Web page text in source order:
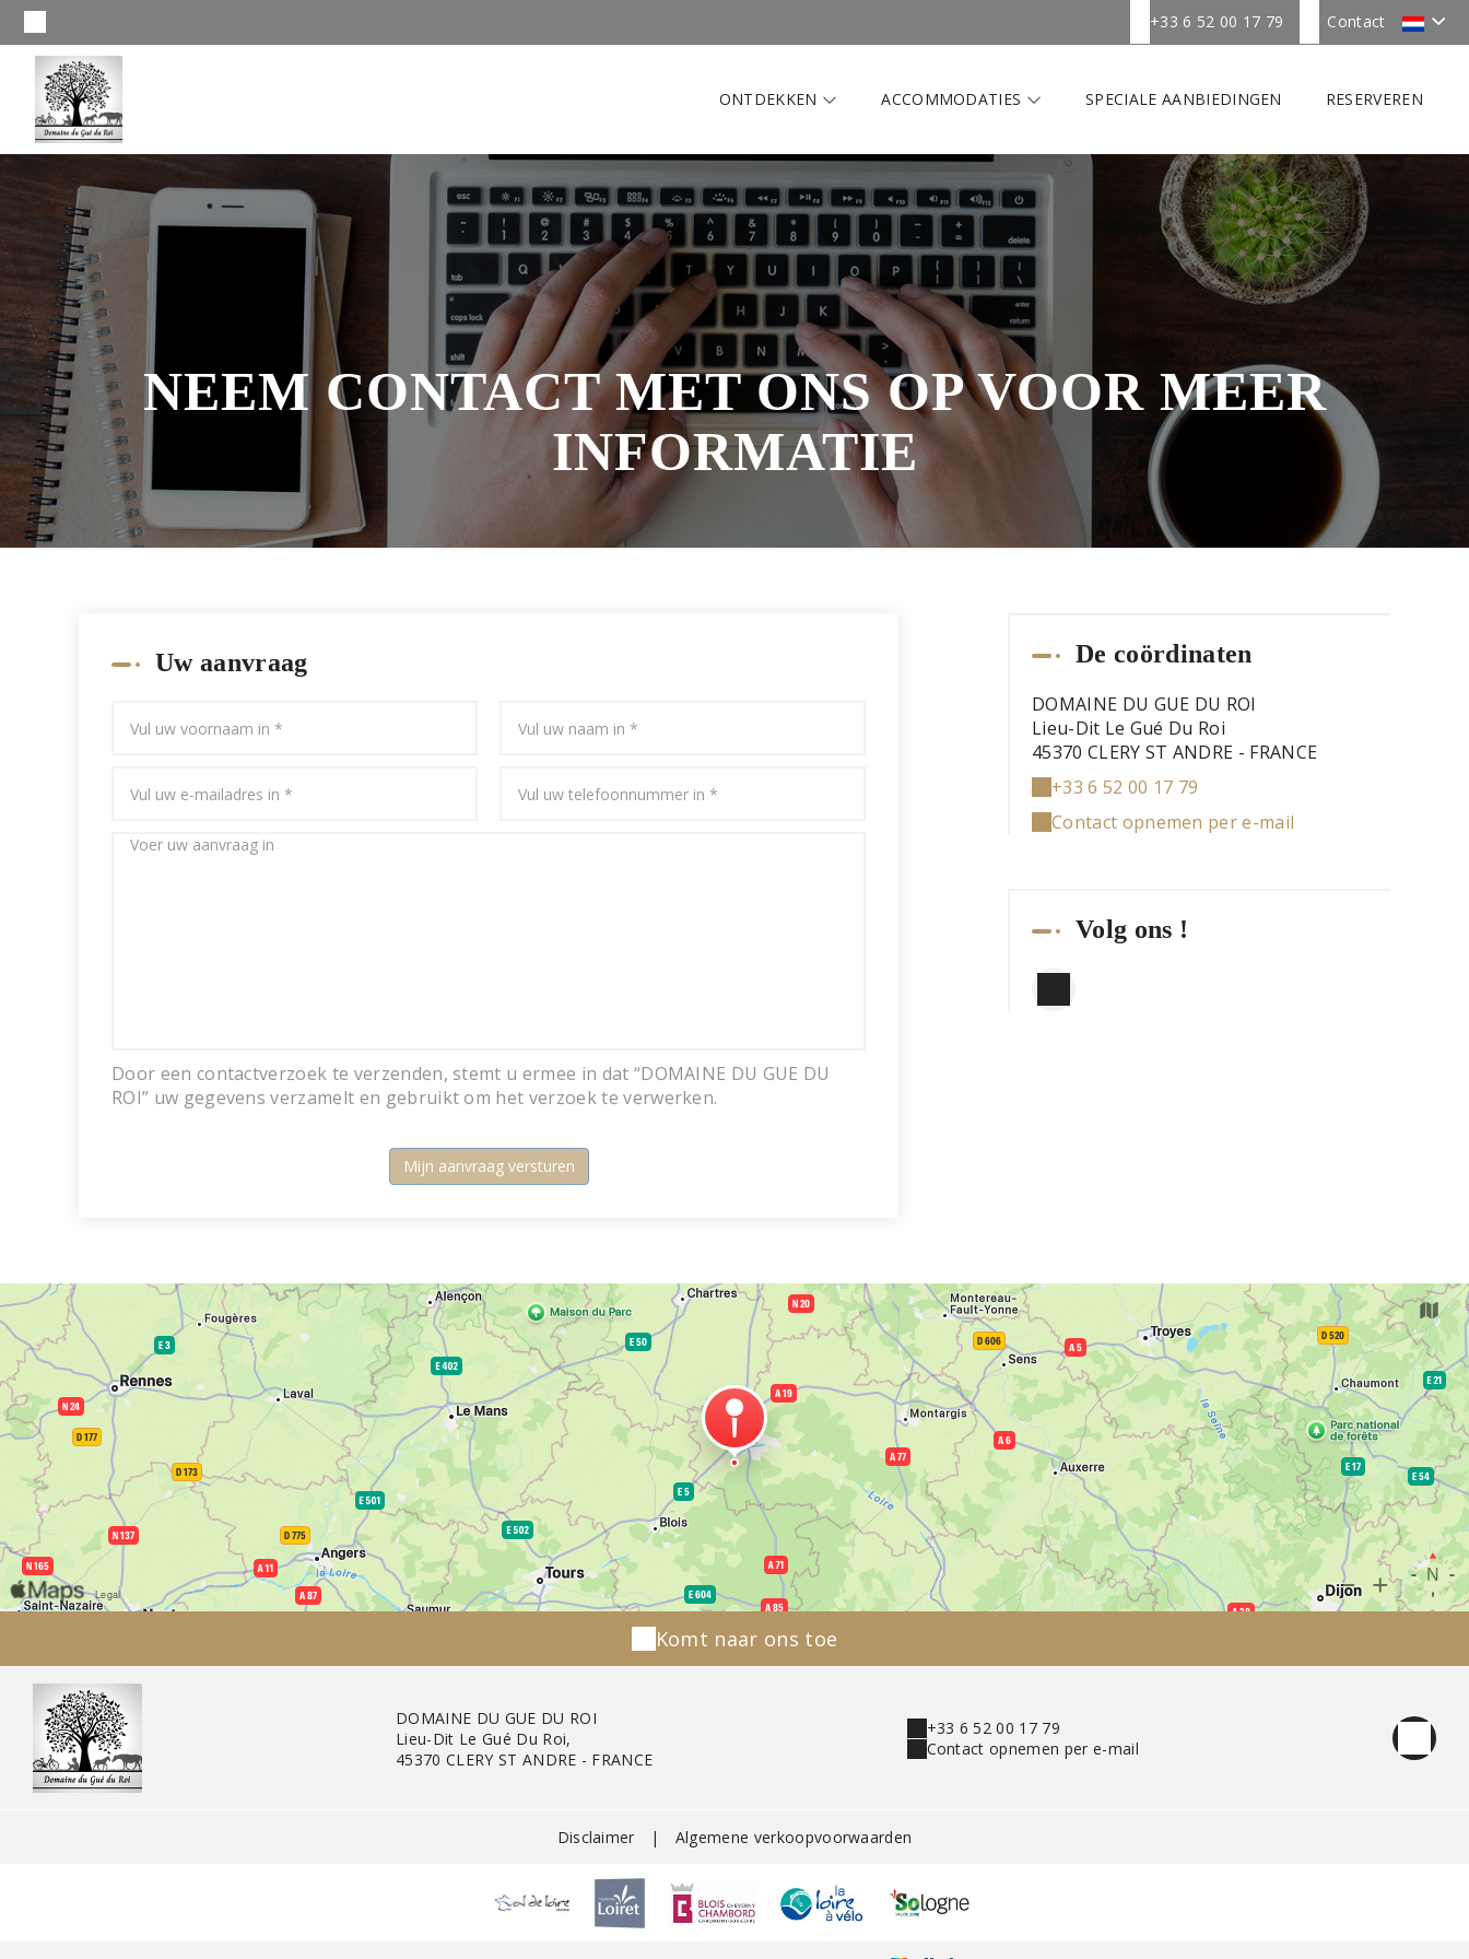
Contact
+33 6 52 00 17 79
ONTDEKKEN ACCOMMODATIES SPECIALE AANBIEDINGEN RESERVEREN
NEEM CONTACT MET ONS OP VOOR MEER
INFORMATIE
Uw aanvraag
Door een contactverzoek te verzenden, stemt u ermee in dat “DOMAINE DU GUE DU
ROI” uw gegevens verzamelt en gebruikt om het verzoek te verwerken.
De coördinaten
DOMAINE DU GUE DU ROI
Lieu-Dit Le Gué Du Roi
45370 CLERY ST ANDRE - FRANCE
+33 6 52 00 17 79
Contact opnemen per e-mail
Volg ons !
Komt naar ons toe
DOMAINE DU GUE DU ROI
Lieu-Dit Le Gué Du Roi,
45370 CLERY ST ANDRE - FRANCE
+33 6 52 00 17 79
Contact opnemen per e-mail
Disclaimer | Algemene verkoopvoorwaarden